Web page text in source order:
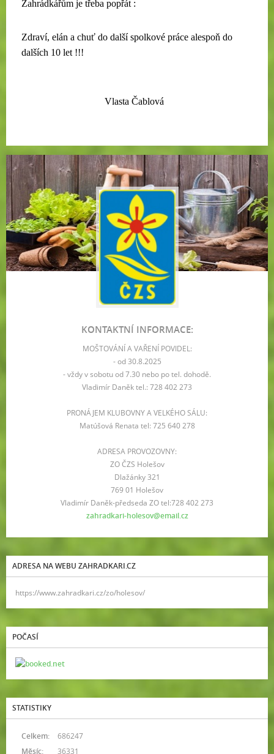
Zahrádkářům je třeba popřát :
Zdraví, elán a chuť do další spolkové práce alespoň do
dalších 10 let !!!
Vlasta Čablová
KONTAKTNÍ INFORMACE:
MOŠTOVÁNÍ A VAŘENÍ POVIDEL:
- od 30.8.2025
- vždy v sobotu od 7.30 nebo po tel. dohodě.
Vladimír Daněk tel.: 728 402 273
PRONÁJEM KLUBOVNY A VELKÉHO SÁLU:
Matúšová Renata tel: 725 640 278
ADRESA PROVOZOVNY:
ZO ČZS Holešov
Dlažánky 321
769 01 Holešov
Vladimír Daněk-předseda ZO tel:728 402 273
zahradkari-holesov@email.cz
ADRESA NA WEBU ZAHRADKARI.CZ
https://www.zahradkari.cz/zo/holesov/
POČASÍ
STATISTIKY
Celkem:
686247
Měsíc:
36331